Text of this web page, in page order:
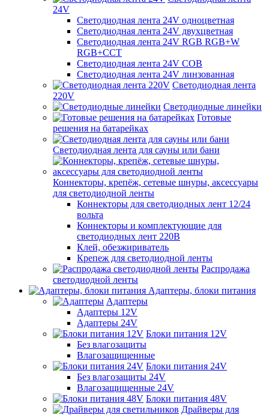
24V
Светодиодная лента 24V одноцветная
Светодиодная лента 24V двухцветная
Светодиодная лента 24V RGB RGB+W
RGB+CCT
Светодиодная лента 24V COB
Светодиодная лента 24V линзованная
Светодиодная лента
220V
Светодиодные линейки
Готовые
решения на батарейках
Светодиодная лента для сауны или бани
Коннекторы, крепёж, сетевые шнуры, аксессуары
для светодиодной ленты
Коннекторы для светодиодных лент 12/24
вольта
Коннекторы и комплектующие для
светодиодных лент 220В
Клей, обезжириватель
Крепеж для светодиодной ленты
Распродажа
светодиодной ленты
Адаптеры, блоки питания
Адаптеры
Адаптеры 12V
Адаптеры 24V
Блоки питания 12V
Без влагозащиты
Влагозащищенные
Блоки питания 24V
Без влагозащиты 24V
Влагозащищенные 24V
Блоки питания 48V
Драйверы для